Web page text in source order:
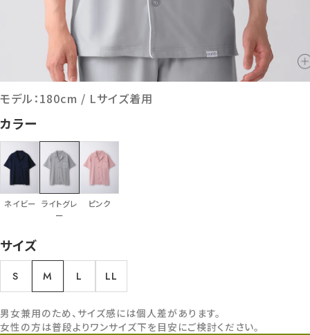
モデル：180cm / Lサイズ着用
カラー
ネイビー ライトグレ
ー
ピンク
サイズ
S M L LL
男女兼用のため、サイズ感には個人差があります。
女性の方は普段よりワンサイズ下を目安にご検討ください。